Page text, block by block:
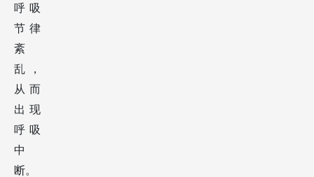
呼吸
节律
紊
乱，
从而
出现
呼吸
中
断。